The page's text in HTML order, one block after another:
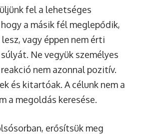
fel a lehetséges
a másik fél meglepődik,
vagy éppen nem érti
Ne vegyük személyes
nem azonnal pozitív.
és kitartóak. A célunk nem a
a megoldás keresése.
erősítsük meg